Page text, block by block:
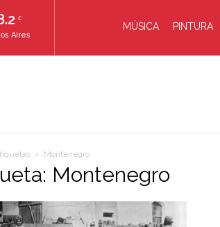
C
Aires
MÚSICA PINTURA
Montenegro
Montenegro